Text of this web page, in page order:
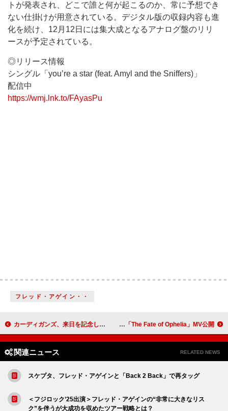
トが発表され、どこで誰と何が起こるのか、常に予想でき
ない仕掛けが用意されている。デジタル版の収録内容も進
化を続け、12月12日には集大成となるアナログ盤のリリ
ースが予定されている。
◎リリース情報
シングル「you’re a star (feat. Amyl and the Sniffers)」
配信中
https://wmj.lnk.to/FAyasPu
フレッド・アゲイン・・
カーディガンズ、来日を記念して北欧ポップスを特集した特別番組配信 テイラー・スウィフト、ニューALより「The Fate of Ophelia」MV公開
関連ニュース RELATED NEWS
スケプタ、フレッド・アゲインと「Back 2 Back」で再タッグ
＜フジロック’25出演＞フレッド・アゲインの“非常に大きなリス
ク”を伴うが大成功を収めたツアー戦略とは？